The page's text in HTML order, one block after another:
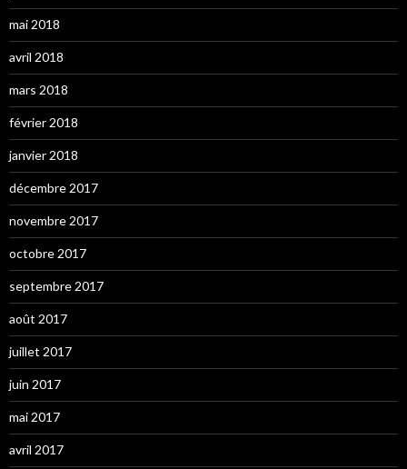
mai 2018
avril 2018
mars 2018
février 2018
janvier 2018
décembre 2017
novembre 2017
octobre 2017
septembre 2017
août 2017
juillet 2017
juin 2017
mai 2017
avril 2017